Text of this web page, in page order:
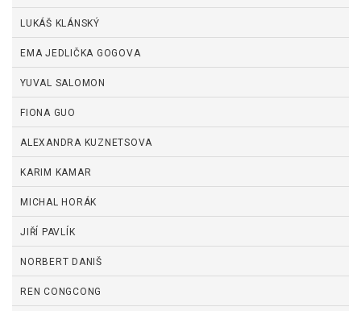
LUKÁŠ KLÁNSKÝ
EMA JEDLIČKA GOGOVA
YUVAL SALOMON
FIONA GUO
ALEXANDRA KUZNETSOVA
KARIM KAMAR
MICHAL HORÁK
JIŘÍ PAVLÍK
NORBERT DANIŠ
REN CONGCONG